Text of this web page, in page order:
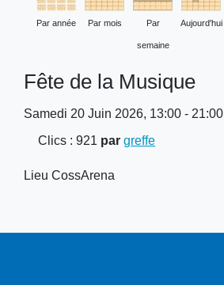
Par année Par mois Par
semaine
Aujourd'hui
Fête de la Musique
Samedi 20 Juin 2026, 13:00 - 21:00
Clics : 921 pargreffe
Lieu CossArena